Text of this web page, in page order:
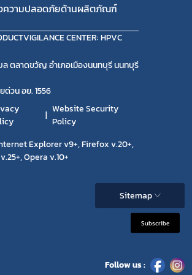
งความปลอดภัยด้านผลิตภัณฑ์
CENTER: HPVC
ตลาดขวัญ อำเภอเมืองนนทบุรี นนทบุรี
ด่วน อย. 1556
Website Security
Policy
Explorer v9+, Firefox v.20+,
Opera v.10+
Sitemap
Subscribe
Follow us :